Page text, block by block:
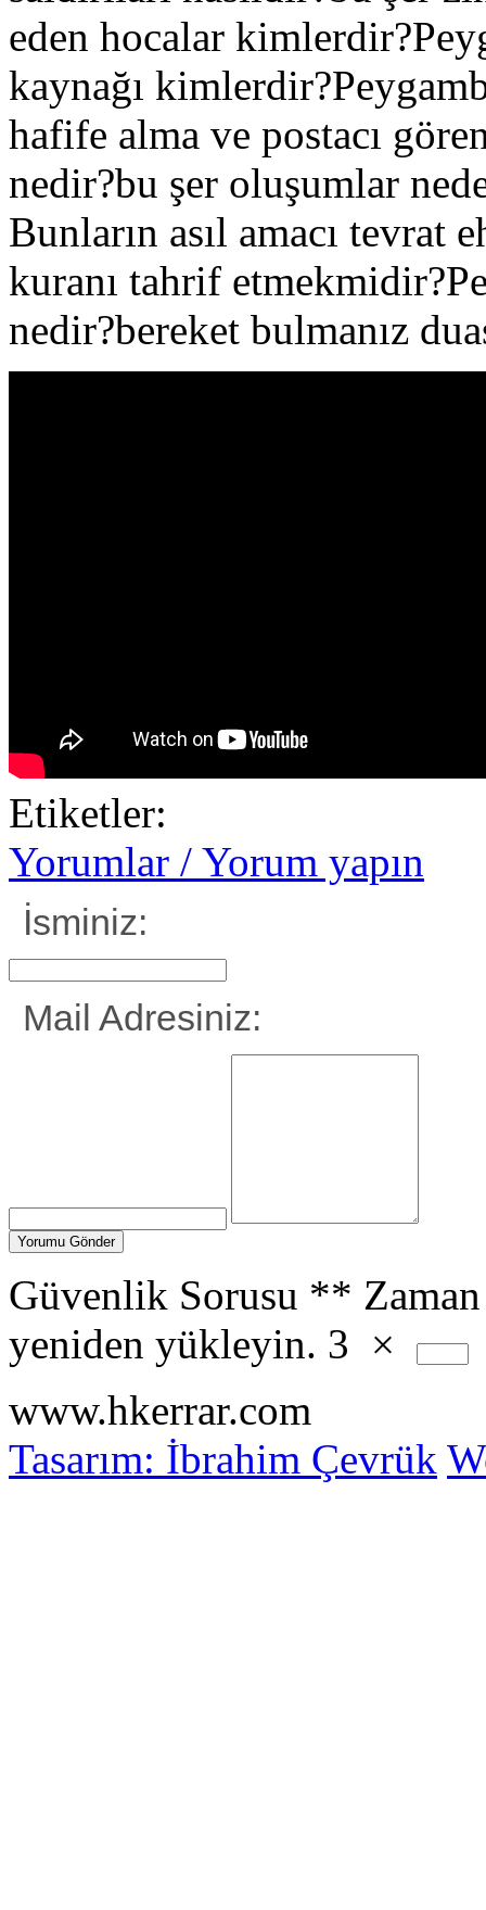
eden hocalar
kaynağı
hafife alma ve postacı
nedir?bu şer oluşumlar
Bunların asıl amacı
kuranı tahrif
nedir?bereket bulmanız
Etiketler:
Yorumlar / Yorum yapın
İsminiz:
Mail Adresiniz:
Güvenlik Sorusu **
yeniden yükleyin. 3 ×
www.hkerrar.com
Tasarım: İbrahim Çevrük